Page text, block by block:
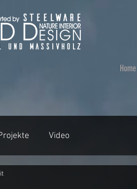
Home
Video